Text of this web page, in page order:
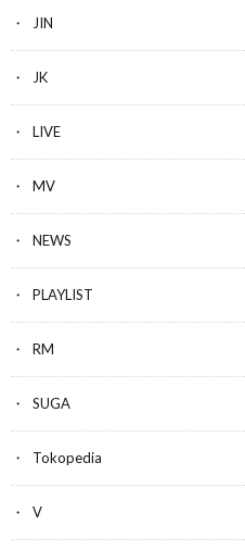
JIN
JK
LIVE
MV
NEWS
PLAYLIST
RM
SUGA
Tokopedia
V